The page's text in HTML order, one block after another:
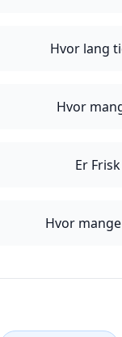
Hvor lang
Hvor
Er
Hvor